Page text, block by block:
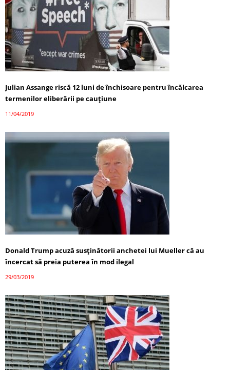
Julian Assange riscă 12 luni de închisoare pentru încălcarea
termenilor eliberării pe cauţiune
11/04/2019
Donald Trump acuză susţinătorii anchetei lui Mueller că au
încercat să preia puterea în mod ilegal
29/03/2019